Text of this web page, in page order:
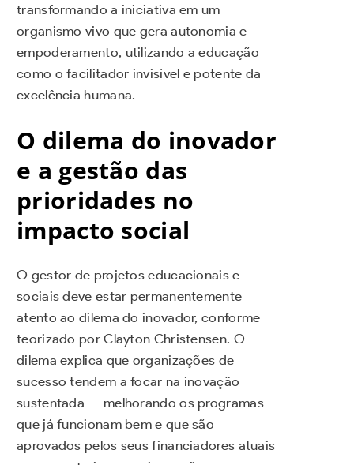
transformando a iniciativa em um
organismo vivo que gera autonomia e
empoderamento, utilizando a educação
como o facilitador invisível e potente da
excelência humana.
O dilema do inovador
e a gestão das
prioridades no
impacto social
O gestor de projetos educacionais e
sociais deve estar permanentemente
atento ao dilema do inovador, conforme
teorizado por Clayton Christensen. O
dilema explica que organizações de
sucesso tendem a focar na inovação
sustentada — melhorando os programas
que já funcionam bem e que são
aprovados pelos seus financiadores atuais